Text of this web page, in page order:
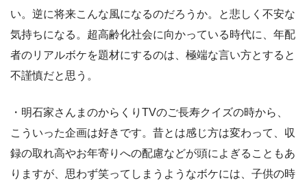
い。逆に将来こんな風になるのだろうか。と悲しく不安な
気持ちになる。超高齢化社会に向かっている時代に、年配
者のリアルボケを題材にするのは、極端な言い方とすると
不謹慎だと思う。
・明石家さんまのからくりTVのご長寿クイズの時から、
こういった企画は好きです。昔とは感じ方は変わって、収
録の取れ高やお年寄りへの配慮などが頭によぎることもあ
りますが、思わず笑ってしまうようなボケには、子供の時